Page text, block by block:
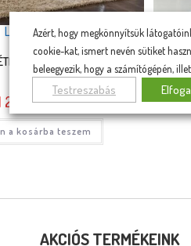
Leírás, fotók, ár
591983
290 500Ft
a kosárba teszem
AKCIÓS TERMÉKEINK
Azért, hogy megkönnyítsük
cookie-kat, ismert nevén sütiket
beleegyezik, hogy a számítógépén,
Testreszabás